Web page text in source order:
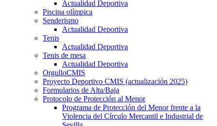
Actualidad Deportiva
Piscina olímpica
Senderismo
Actualidad Deportiva
Tenis
Actualidad Deportiva
Tenis de mesa
Actualidad Deportiva
OrgulloCMIS
Proyecto Deportivo CMIS (actualización 2025)
Formularios de Alta/Baja
Protocolo de Protección al Menor
Programa de Protección del Menor frente a la
Violencia del Círculo Mercantil e Industrial de